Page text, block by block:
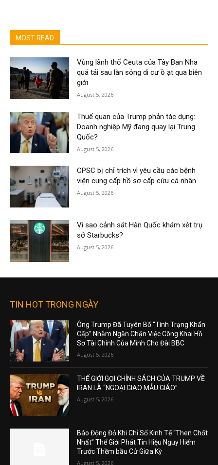
MOST READ
Vùng lãnh thổ Ceuta của Tây Ban Nha
quá tải sau làn sóng di cư ồ ạt qua biên
giới
August 5, 2026
Thuế quan của Trump phản tác dụng:
Doanh nghiệp Mỹ đang quay lại Trung
Quốc?
August 5, 2026
CPSC bị chỉ trích vì yêu cầu các bệnh
viện cung cấp hồ sơ cấp cứu cá nhân
August 5, 2026
Vì sao cảnh sát Hàn Quốc khám xét trụ
sở Starbucks?
August 5, 2026
TIN HOT TRONG NGÀY
Ông Trump Đã Tuyên Bố “Tình Trạng Khẩn
Cấp” Nhằm Ngăn Chặn Việc Công Khai Hồ
Sơ Tài Chính Của Mình Cho Đài BBC
August 5, 2026
THẾ GIỚI GỌI CHÍNH SÁCH CỦA TRUMP VỀ
IRAN LÀ “NGOẠI GIAO MẪU GIÁO”
August 5, 2026
Báo Động Đỏ Khi Chỉ Số Kinh Tế “Then Chốt
Nhất” Thế Giới Phát Tín Hiệu Nguy Hiểm
Trước Thềm bầu Cử Giữa Kỳ
August 5, 2026